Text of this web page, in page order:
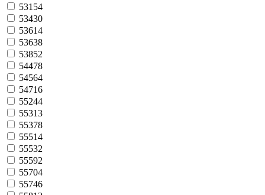
53154
53430
53614
53638
53852
54478
54564
54716
55244
55313
55378
55514
55532
55592
55704
55746